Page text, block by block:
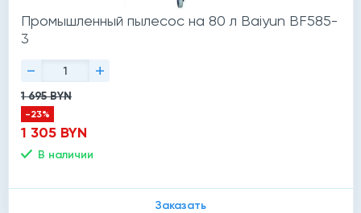
Промышленный пылесос на 80 л Baiyun BF585-
3
- +
1 695 BYN
-23%
1 305 BYN
В наличии
Заказать